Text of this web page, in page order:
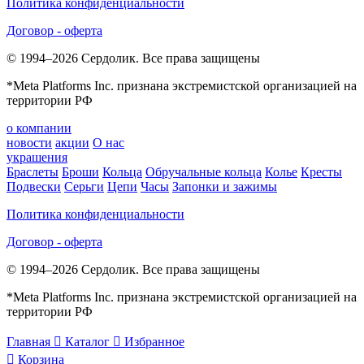
Политика конфиденциальности
Договор - оферта
© 1994–2026 Сердолик. Все права защищены
*Meta Platforms Inc. признана экстремистской организацией на
территории РФ
о компании
новости акции О нас
украшения
Браслеты Броши Кольца Обручальные кольца Колье Кресты
Подвески Серьги Цепи Часы Запонки и зажимы
Политика конфиденциальности
Договор - оферта
© 1994–2026 Сердолик. Все права защищены
*Meta Platforms Inc. признана экстремистской организацией на
территории РФ
Главная  Каталог  Избранное
 Корзина